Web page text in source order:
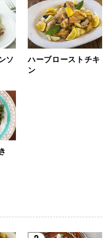
ソ
ハーブローストチキ
ン